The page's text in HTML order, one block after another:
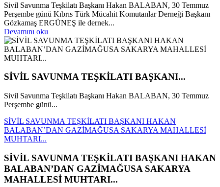
Sivil Savunma Teşkilatı Başkanı Hakan BALABAN, 30 Temmuz
Perşembe günü Kıbrıs Türk Mücahit Komutanlar Derneği Başkanı
Gözkamaş ERGÜNEŞ ile dernek...
Devamını oku
SİVİL SAVUNMA TEŞKİLATI BAŞKANI...
Sivil Savunma Teşkilatı Başkanı Hakan BALABAN, 30 Temmuz
Perşembe günü...
SİVİL SAVUNMA TEŞKİLATI BAŞKANI HAKAN
BALABAN’DAN GAZİMAĞUSA SAKARYA MAHALLESİ
MUHTARI...
SİVİL SAVUNMA TEŞKİLATI BAŞKANI HAKAN
BALABAN’DAN GAZİMAĞUSA SAKARYA
MAHALLESİ MUHTARI...